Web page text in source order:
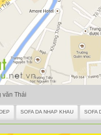
văn Thái
SOFA DA NHAP KHAU SOFA